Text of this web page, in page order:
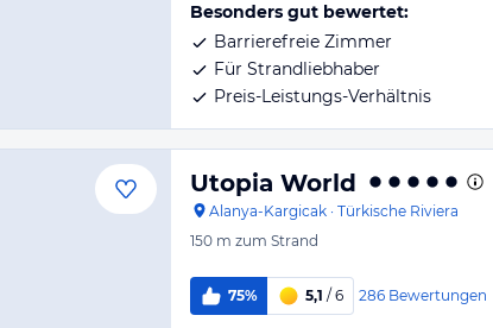
Besonders gut bewertet:
Barrierefreie Zimmer
Für Strandliebhaber
Preis-Leistungs-Verhältnis
Utopia World
Alanya-Kargicak · Türkische Riviera
150 m zum Strand
75% 5,1 / 6 286 Bewertungen